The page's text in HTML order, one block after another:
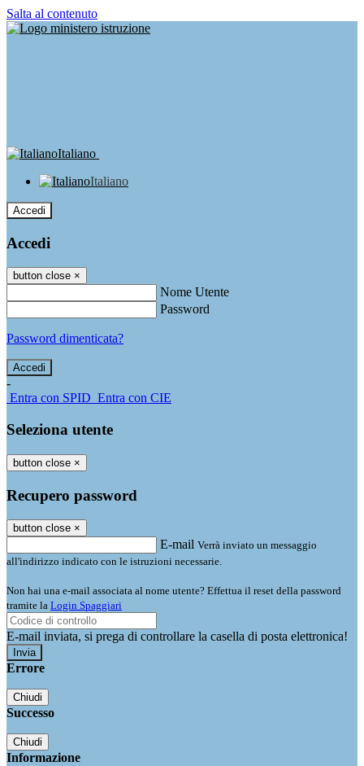
Salta al contenuto
Italiano
Italiano
Accedi
Accedi
button close ×
Nome Utente
Password
Password dimenticata?
-
Entra con SPID Entra con CIE
Seleziona utente
button close ×
Recupero password
button close ×
E-mail Verrà inviato un messaggio
all'indirizzo indicato con le istruzioni necessarie.
Non hai una e-mail associata al nome utente? Effettua il reset della password
tramite la Login Spaggiari
E-mail inviata, si prega di controllare la casella di posta elettronica!
Errore
Chiudi
Successo
Chiudi
Informazione